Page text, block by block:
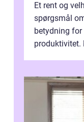
Et rent og
spørgsmål
betydning for
produktivitet.